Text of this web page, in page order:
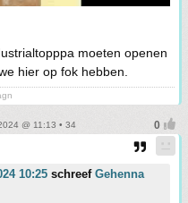
moeten openen
hier op fok hebben.
@ 11:13 • 34
10:25 schreef Gehenna